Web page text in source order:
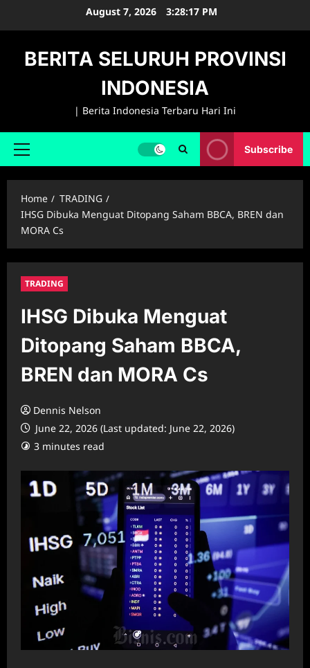
August 7, 2026 3:28:18 PM
BERITA SELURUH PROVINSI
INDONESIA
| Berita Indonesia Terbaru Hari Ini
Primary
Subscribe
Home
TRADING
IHSG Dibuka Menguat Ditopang Saham BBCA, BREN dan
MORA Cs
TRADING
IHSG Dibuka Menguat
Ditopang Saham BBCA,
BREN dan MORA Cs
Dennis Nelson
June 22, 2026 (Last updated: June 22, 2026)
3 minutes read